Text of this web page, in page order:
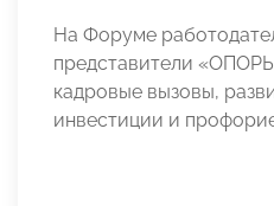
На Форуме
представители
кадровые вызовы,
инвестиции и